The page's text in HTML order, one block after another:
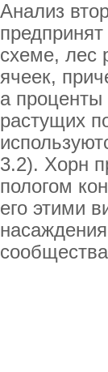
Анализ
схеме, лес
ячеек,
а
растущих
3.2). Хорн
пологом
его этими